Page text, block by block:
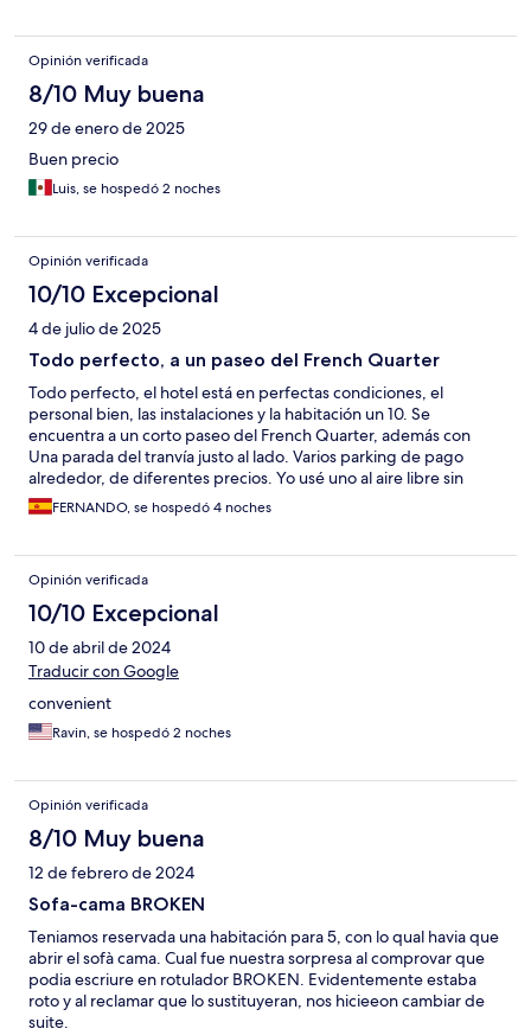
Opinión verificada
8/10 Muy buena
29 de enero de 2025
Buen precio
Luis, se hospedó 2 noches
Opinión verificada
10/10 Excepcional
4 de julio de 2025
Todo perfecto, a un paseo del French Quarter
Todo perfecto, el hotel está en perfectas condiciones, el
personal bien, las instalaciones y la habitación un 10. Se
encuentra a un corto paseo del French Quarter, además con
Una parada del tranvía justo al lado. Varios parking de pago
alrededor, de diferentes precios. Yo usé uno al aire libre sin
seguridad a 100 metros, en la misma CANAL ST; y otro cubierto y
con cámaras perteneciente a un hospital, unos dólares más caro,
FERNANDO, se hospedó 4 noches
Opinión verificada
10/10 Excepcional
10 de abril de 2024
Traducir con Google
convenient
Ravin, se hospedó 2 noches
Opinión verificada
8/10 Muy buena
12 de febrero de 2024
Sofa-cama BROKEN
Teniamos reservada una habitación para 5, con lo qual havia que
abrir el sofà cama. Cual fue nuestra sorpresa al comprovar que
podia escriure en rotulador BROKEN. Evidentemente estaba
roto y al reclamar que lo sustituyeran, nos hicieeon cambiar de
suite.